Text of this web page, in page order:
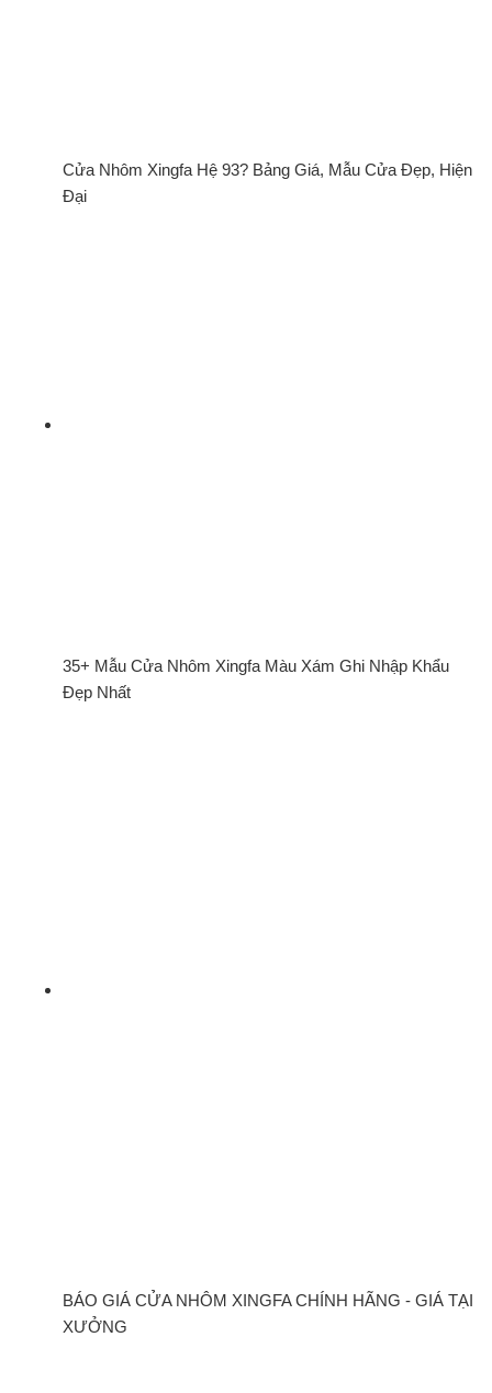
Cửa Nhôm Xingfa Hệ 93? Bảng Giá, Mẫu Cửa Đẹp, Hiện
Đại
35+ Mẫu Cửa Nhôm Xingfa Màu Xám Ghi Nhập Khẩu
Đẹp Nhất
BÁO GIÁ CỬA NHÔM XINGFA CHÍNH HÃNG - GIÁ TẠI
XƯỞNG